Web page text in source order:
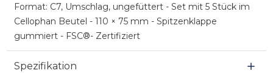
Format: C7, Umschlag, ungefüttert - Set mit 5 Stück im
Cellophan Beutel - 110 × 75 mm - Spitzenklappe
gummiert - FSC®- Zertifiziert
Spezifikation